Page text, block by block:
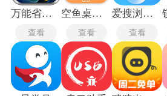
万能省电宝
查看
空鱼桌面宠物
查看
爱搜浏览器旧版
查看